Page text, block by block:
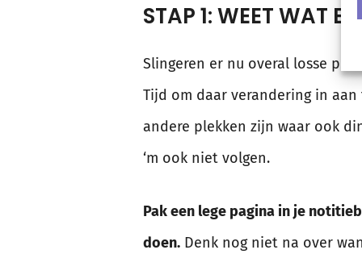
STAP 1: WEET WAT
Slingeren er nu overal losse
Tijd om daar verandering in
andere plekken zijn waar ook
‘m ook niet volgen.
Pak een lege pagina in je
doen. Denk nog niet na over